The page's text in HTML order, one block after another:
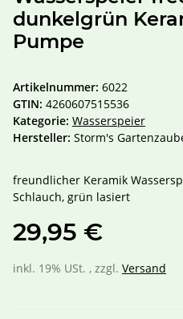
dunkelgrün
Pumpe
Artikelnummer: 6022
GTIN: 4260607515536
Kategorie: Wasserspeier
Hersteller: Storm's
freundlicher Keramik
Schlauch, grün lasiert
29,95 €
inkl. 19% USt. , zzgl. Versand